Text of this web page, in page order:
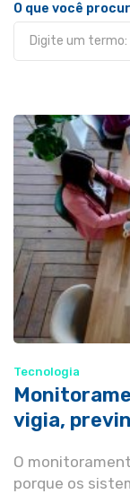
O que você
Tecnologia
vigia,
O
porque os